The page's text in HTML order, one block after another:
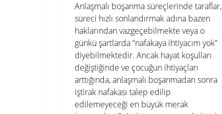
Anlaşmalı boşanma süreçlerinde taraflar,
süreci hızlı sonlandırmak adına bazen
haklarından vazgeçebilmekte veya o
günkü şartlarda “nafakaya ihtiyacım yok”
diyebilmektedir. Ancak hayat koşulları
değiştiğinde ve çocuğun ihtiyaçları
arttığında, anlaşmalı boşanmadan sonra
iştirak nafakası talep edilip
edilemeyeceği en büyük merak